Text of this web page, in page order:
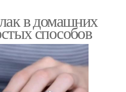
в домашних
способов